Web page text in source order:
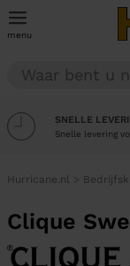
menu
SNELLE
Snelle levering
Hurricane.nl >
Clique